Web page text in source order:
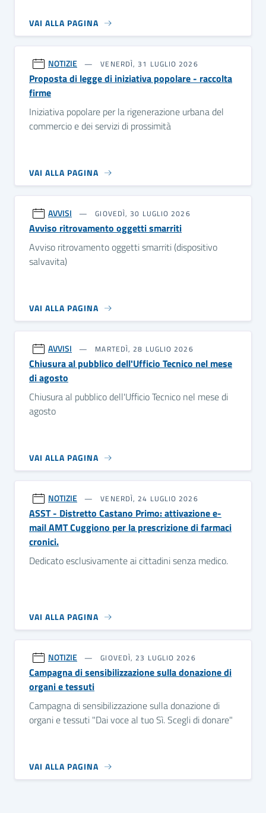
VAI ALLA PAGINA
NOTIZIE VENERDÌ, 31 LUGLIO 2026
Proposta di legge di iniziativa popolare - raccolta
firme
Iniziativa popolare per la rigenerazione urbana del
commercio e dei servizi di prossimità
VAI ALLA PAGINA
AVVISI GIOVEDÌ, 30 LUGLIO 2026
Avviso ritrovamento oggetti smarriti
Avviso ritrovamento oggetti smarriti (dispositivo
salvavita)
VAI ALLA PAGINA
AVVISI MARTEDÌ, 28 LUGLIO 2026
Chiusura al pubblico dell'Ufficio Tecnico nel mese
di agosto
Chiusura al pubblico dell'Ufficio Tecnico nel mese di
agosto
VAI ALLA PAGINA
NOTIZIE VENERDÌ, 24 LUGLIO 2026
ASST - Distretto Castano Primo: attivazione e-
mail AMT Cuggiono per la prescrizione di farmaci
cronici.
Dedicato esclusivamente ai cittadini senza medico.
VAI ALLA PAGINA
NOTIZIE GIOVEDÌ, 23 LUGLIO 2026
Campagna di sensibilizzazione sulla donazione di
organi e tessuti
Campagna di sensibilizzazione sulla donazione di
organi e tessuti "Dai voce al tuo Sì. Scegli di donare"
VAI ALLA PAGINA